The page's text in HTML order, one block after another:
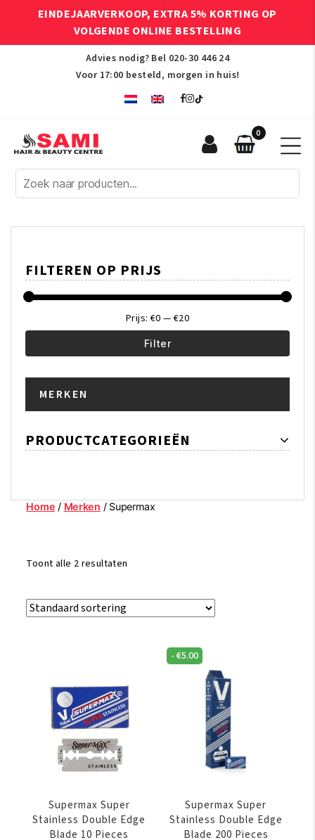
EINDEJAARVERKOOP, EXTRA 5% KORTING OP
VOLGENDE ONLINE BESTELLING
Advies nodig? Bel 020-30 446 24
Voor 17:00 besteld, morgen in huis!
Afro
Hair
Beauty
0
FILTEREN OP PRIJS
Filter
Prijs: €0 — €20
MERKEN
PRODUCTCATEGORIEËN
Home / Merken / Supermax
Toont alle 2 resultaten
Supermax Super
Stainless Double Edge
Blade 10 Pieces
-€5.00
Supermax Super
Stainless Double Edge
Blade 200 Pieces